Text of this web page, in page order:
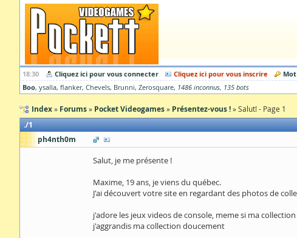
18:30 Cliquez ici pour vous connecter Cliquez ici pour vous inscrire
Boo ysalla flanker Chevels Brunni Zerosquare 1486 inconnus 135 bots
Index Forums Pocket Videogames Présentez-vous ! Salut! - Page 1
1
ph4nth0m
Salut, je me présente !
Maxime, 19 ans, je viens du québec.
J'ai découvert votre site en regardant des photos de
j'adore les jeux videos de console, meme si ma
j'aggrandis ma collection doucement